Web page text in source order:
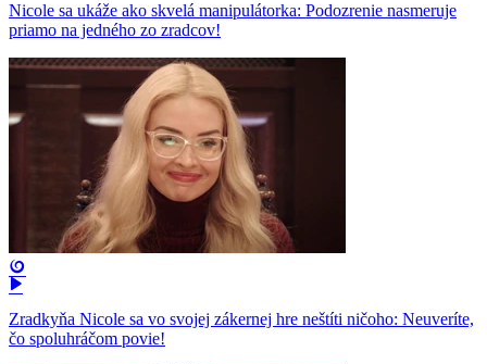
Nicole sa ukáže ako skvelá manipulátorka: Podozrenie nasmeruje
priamo na jedného zo zradcov!
Zradkyňa Nicole sa vo svojej zákernej hre neštíti ničoho: Neuveríte,
čo spoluhráčom povie!